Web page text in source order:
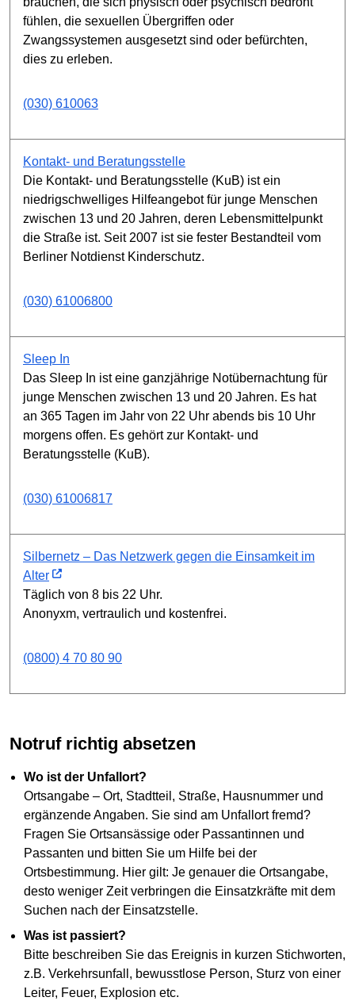
fühlen, die sexuellen Übergriffen oder
Zwangssystemen ausgesetzt sind oder befürchten,
dies zu erleben.
(030) 610063
Kontakt- und Beratungsstelle
Die Kontakt- und Beratungsstelle (KuB) ist ein
niedrigschwelliges Hilfeangebot für junge Menschen
zwischen 13 und 20 Jahren, deren Lebensmittelpunkt
die Straße ist. Seit 2007 ist sie fester Bestandteil vom
Berliner Notdienst Kinderschutz.
(030) 61006800
Sleep In
Das Sleep In ist eine ganzjährige Notübernachtung für
junge Menschen zwischen 13 und 20 Jahren. Es hat
an 365 Tagen im Jahr von 22 Uhr abends bis 10 Uhr
morgens offen. Es gehört zur Kontakt- und
Beratungsstelle (KuB).
(030) 61006817
Silbernetz – Das Netzwerk gegen die Einsamkeit im
Alter
Täglich von 8 bis 22 Uhr.
Anonyxm, vertraulich und kostenfrei.
(0800) 4 70 80 90
Notruf richtig absetzen
Wo ist der Unfallort?
Ortsangabe – Ort, Stadtteil, Straße, Hausnummer und
ergänzende Angaben. Sie sind am Unfallort fremd?
Fragen Sie Ortsansässige oder Passantinnen und
Passanten und bitten Sie um Hilfe bei der
Ortsbestimmung. Hier gilt: Je genauer die Ortsangabe,
desto weniger Zeit verbringen die Einsatzkräfte mit dem
Suchen nach der Einsatzstelle.
Was ist passiert?
Bitte beschreiben Sie das Ereignis in kurzen Stichworten,
z.B. Verkehrsunfall, bewusstlose Person, Sturz von einer
Leiter, Feuer, Explosion etc.